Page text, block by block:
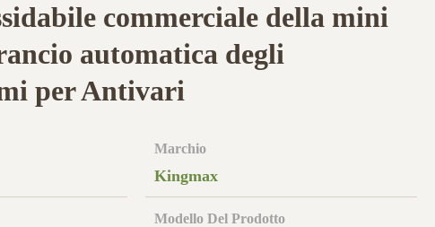
commerciale della mini
automatica degli
per Antivari
Marchio
Kingmax
Modello Del Prodotto